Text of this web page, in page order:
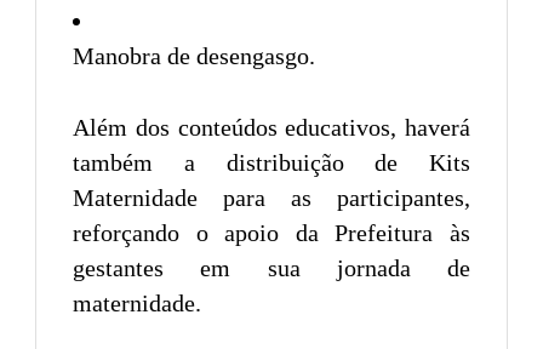
Manobra de desengasgo.
Além dos conteúdos educativos, haverá
também a distribuição de Kits
Maternidade para as participantes,
reforçando o apoio da Prefeitura às
gestantes em sua jornada de
maternidade.